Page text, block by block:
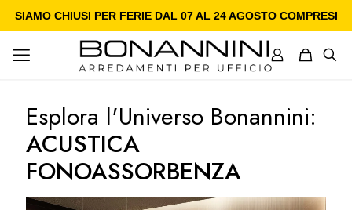
SIAMO CHIUSI PER FERIE DAL 07 AL 24 AGOSTO COMPRESI
Esplora l'Universo Bonannini:
ACUSTICA
FONOASSORBENZA